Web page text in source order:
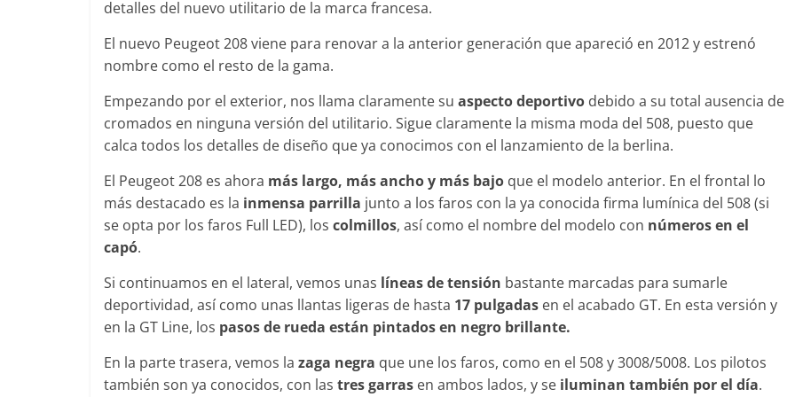
detalles del nuevo utilitario de la marca francesa.
El nuevo Peugeot 208 viene para renovar a la anterior generación que apareció en 2012 y estrenó
nombre como el resto de la gama.
Empezando por el exterior, nos llama claramente su aspecto deportivo debido a su total ausencia de
cromados en ninguna versión del utilitario. Sigue claramente la misma moda del 508, puesto que
calca todos los detalles de diseño que ya conocimos con el lanzamiento de la berlina.
El Peugeot 208 es ahora más largo, más ancho y más bajo que el modelo anterior. En el frontal lo
más destacado es la inmensa parrilla junto a los faros con la ya conocida firma lumínica del 508 (si
se opta por los faros Full LED), los colmillos, así como el nombre del modelo con números en el
capó.
Si continuamos en el lateral, vemos unas líneas de tensión bastante marcadas para sumarle
deportividad, así como unas llantas ligeras de hasta 17 pulgadas en el acabado GT. En esta versión y
en la GT Line, los pasos de rueda están pintados en negro brillante.
En la parte trasera, vemos la zaga negra que une los faros, como en el 508 y 3008/5008. Los pilotos
también son ya conocidos, con las tres garras en ambos lados, y se iluminan también por el día.
Audi RS6: 20 años de
deportividad
25 de julio de 2022 mospotter84 0
BMW Serie 7: lujo desde
1977
28 de junio de 2022 mospotter84 0
20 años del Porsche
Cayenne
ESF 13: un experimento de
Seguridad Vídeo
El Mazda CX-5 2022 logra la
máxima nota en las pruebas
de seguridad del IIHS
11 de noviembre de 2021
mospotter84